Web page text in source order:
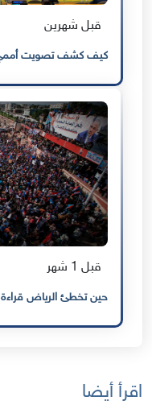
قبل شهرين
كيف كشف تصويت أممي
قبل 1 شهر
حين تخطئ الرياض
اقرأ أيضا